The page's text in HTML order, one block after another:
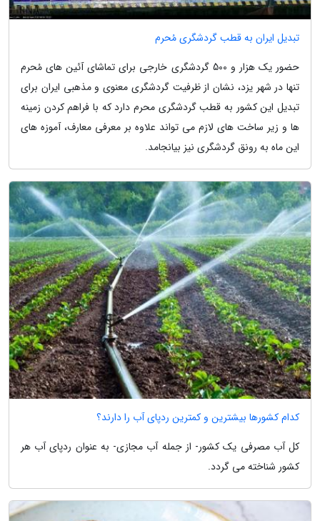
تبدیل ایران به قطب گردشگری مُحرم
حضور یک هزار و 500 گردشگری خارجی برای تماشای آئین های مُحرم
تنها در شهر یزد، نشان از ظرفیت گردشگری معنوی و مذهبی ایران برای
تبدیل این کشور به قطب گردشگری محرم دارد که با فراهم کردن زمینه
ها و زیر ساخت های لازم می تواند علاوه بر معرفی معارف، آموزه های
این ماه به رونق گردشگری نیز بیانجامد.
کدام کشورها بیشترین و کمترین ردپای آب را دارند؟
کل آب مصرفی یک کشور- از جمله آب مجازی- به عنوان ردپای آب هر
کشور شناخته می گردد.